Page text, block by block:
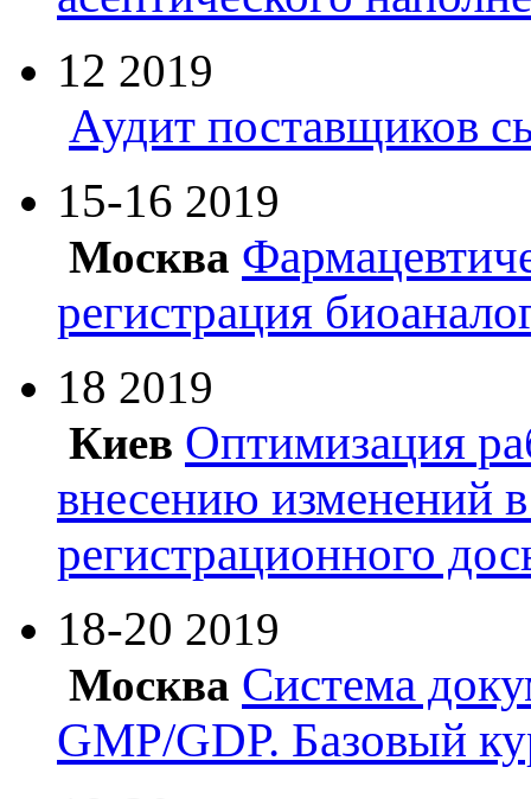
12 2019
Аудит поставщиков
15-16 2019
Москва
регистрация
18 2019
Киев Оптимизация
внесению изменений
регистрационного
18-20 2019
Москва Система
GMP/GDP. Базовый